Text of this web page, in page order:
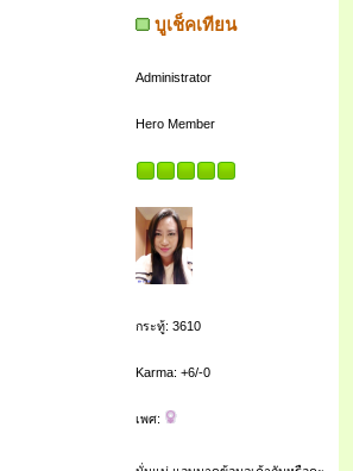
บูเช็คเทียน
Administrator
Hero Member
กระทู้: 3610
Karma: +6/-0
เพศ: